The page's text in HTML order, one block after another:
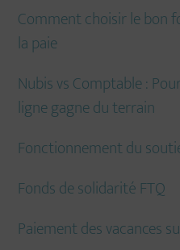
Comment choisir le bon
la paie
Nubis vs Comptable :
ligne gagne du terrain
Fonctionnement du
Fonds de solidarité FTQ
Paiement des vacances